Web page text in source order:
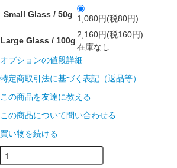
Small Glass / 50g 1,080円(税80円)
Large Glass / 100g
2,160円(税160円)
在庫なし
オプションの値段詳細
特定商取引法に基づく表記（返品等）
この商品を友達に教える
この商品について問い合わせる
買い物を続ける